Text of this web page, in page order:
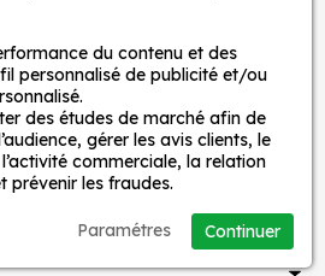
et de toute autre surface,
et sans effort.
de nos stickers
de motifs et de couleurs :
No Poke sont disponibles
gamme de motifs et de
vous permet de trouver le
votre décoration.
véhicules et stickers
du contenu et des
personnalisé de publicité et/ou
des études de marché afin de
gérer les avis clients, le
commerciale, la relation
prévenir les fraudes.
Continuer
Paramétres